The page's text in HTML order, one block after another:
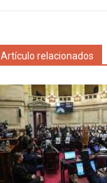
Artículo relacionados